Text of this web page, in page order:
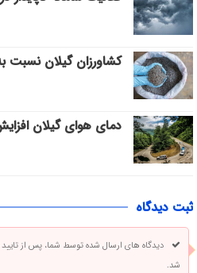
کشاورزان گیلان نسبت
دمای هوای گیلان
ثبت دیدگاه
دیدگاه های ارسال شده توسط شما، پس از
شد.